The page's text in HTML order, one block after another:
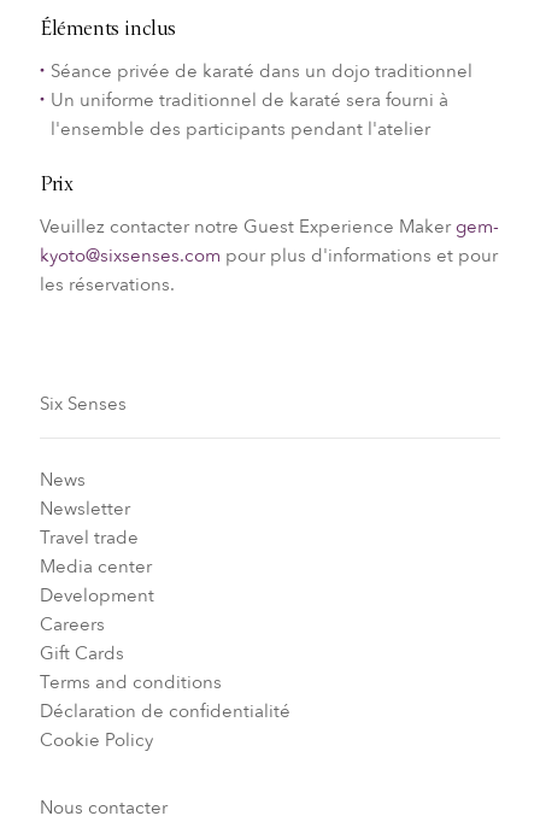
Éléments inclus
Séance privée de karaté dans un dojo traditionnel
Un uniforme traditionnel de karaté sera fourni à
l'ensemble des participants pendant l'atelier
Prix
Veuillez contacter notre Guest Experience Makergem-
kyoto@sixsenses.com pour plus d'informations et pour
les réservations.
Six Senses
News
Newsletter
Travel trade
Media center
Development
Careers
Gift Cards
Terms and conditions
Déclaration de confidentialité
Cookie Policy
Nous contacter